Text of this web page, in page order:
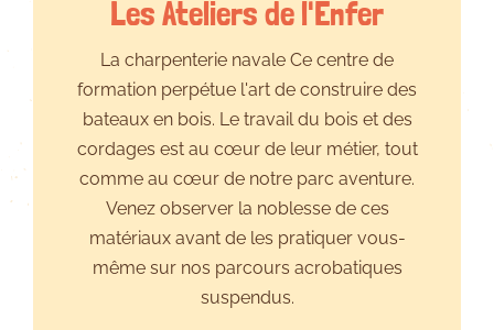
Les Ateliers de l'Enfer
La charpenterie navale Ce centre de
formation perpétue l'art de construire des
bateaux en bois. Le travail du bois et des
cordages est au cœur de leur métier, tout
comme au cœur de notre parc aventure.
Venez observer la noblesse de ces
matériaux avant de les pratiquer vous-
même sur nos parcours acrobatiques
suspendus.